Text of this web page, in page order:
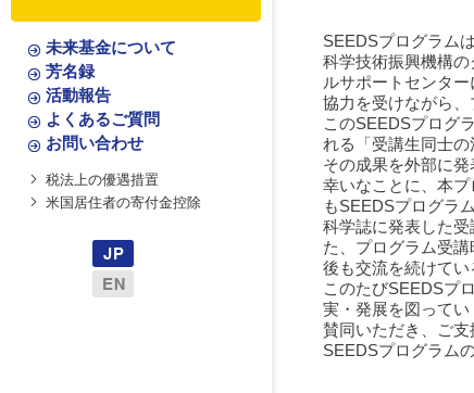
SEEDSプログラム
科学技術振興機構
ルサポートセンタ
協力を受けながら、
このSEEDSプログ
れる「受講生同士
その成果を外部に
幸いなことに、本
もSEEDSプログラ
科学誌に発表した
た、プログラム受
後も交流を続けてい
このたびSEEDSプ
実・発展を図って
賛同いただき、ご支
SEEDSプログラム
未来基金について
芳名録
活動報告
よくあるご質問
お問い合わせ
税法上の優遇措置
米国居住者の寄付金控除